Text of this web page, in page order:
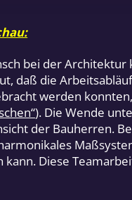
bei der
daß die
werden
). Die Wende
der Bauherren.
Diese